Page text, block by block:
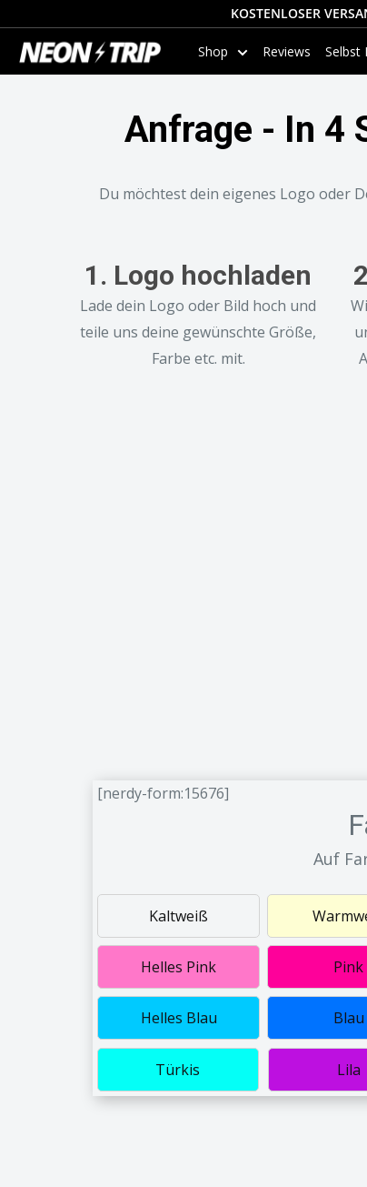
zum
Inhalt
KOSTENLOSER
NEONTRIP Shop Reviews Selbst
Anfrage - In 4
Du möchtest dein eigenes Logo oder
1. Logo hochladen
Lade dein Logo oder Bild hoch und
teile uns deine gewünschte Größe,
Farbe etc. mit.
[nerdy-form:15676]
Auf
Kaltweiß
Helles Pink Pink
Helles Blau Blau
Türkis Lila